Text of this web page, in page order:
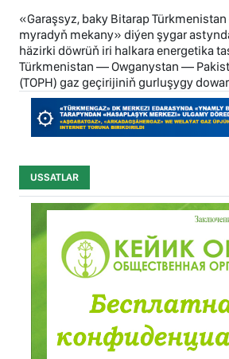
«Garaşsyz, baky Bitarap
myradyň mekany» diýen şygar
häzirki döwrüň iri halkara energetika
Türkmenistan — Owganystan —
(TOPH) gaz geçirijiniň gurluşygy
USSATLAR